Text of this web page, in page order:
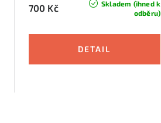
Skladem (ihned k
odběru)
700 Kč